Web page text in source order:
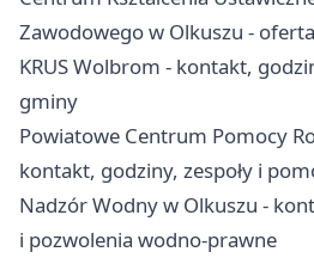
Zawodowego w Olkuszu -
KRUS Wolbrom - kontakt,
gminy
Powiatowe Centrum Pomocy
kontakt, godziny, zespoły i
Nadzór Wodny w Olkuszu -
i pozwolenia wodno-prawne